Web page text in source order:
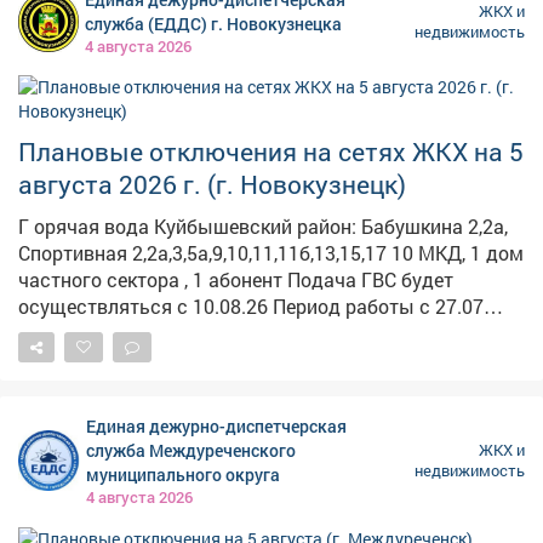
Период работы 13.00-17.00 Работает: "Энергосеть" г.
Мыски
служба (ЕДДС) г. Новокузнецка
4 августа 2026
ЖКХ и
недвижимость
Плановые отключения на сетях ЖКХ на 5
августа 2026 г. (г. Новокузнецк)
Г орячая вода Куйбышевский район: Бабушкина 2,2а,
Спортивная 2,2а,3,5а,9,10,11,11б,13,15,17 10 МКД, 1 дом
частного сектора , 1 абонент Подача ГВС будет
осуществляться с 10.08.26 Период работы с 27.07
09:00 по 09.08 17:00 Описание работ: Гидравлические
испытания т/сетей на прочность и плотность от
район: Станционная, 15,19,20,22, 25,29,29/1 4 жилых
дома, проч. - 3 Период работы с 24.07 09:00 по 07.08
19:00 Описание работ: Гидравлические испытания т/
Единая дежурно-диспетчерская
служба Междуреченского
муниципального округа
4 августа 2026
ЖКХ и
недвижимость